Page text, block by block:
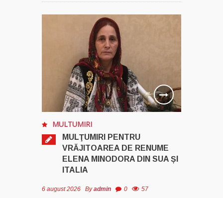
MULTUMIRI
MULŢUMIRI PENTRU
VRĂJITOAREA DE RENUME
ELENA MINODORA DIN SUA ȘI
ITALIA
6 august 2026 Byadmin 0 57